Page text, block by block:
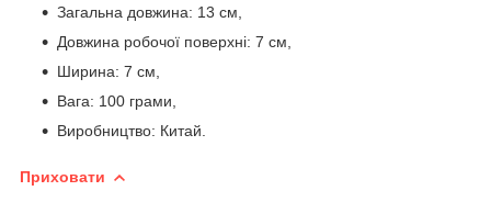
Загальна довжина: 13 см,
Довжина робочої поверхні: 7 см,
Ширина: 7 см,
Вага: 100 грами,
Виробництво: Китай.
Приховати